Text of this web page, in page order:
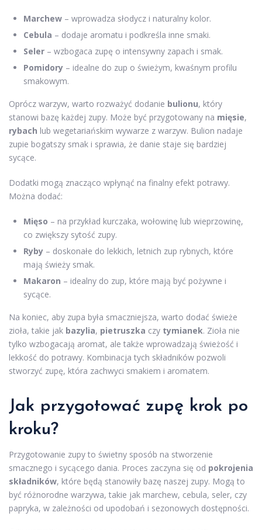
Marchew – wprowadza słodycz i naturalny kolor.
Cebula – dodaje aromatu i podkreśla inne smaki.
Seler – wzbogaca zupę o intensywny zapach i smak.
Pomidory – idealne do zup o świeżym, kwaśnym profilu
smakowym.
Oprócz warzyw, warto rozważyć dodanie bulionu, który
stanowi bazę każdej zupy. Może być przygotowany na mięsie,
rybach lub wegetariańskim wywarze z warzyw. Bulion nadaje
zupie bogatszy smak i sprawia, że danie staje się bardziej
sycące.
Dodatki mogą znacząco wpłynąć na finalny efekt potrawy.
Można dodać:
Mięso – na przykład kurczaka, wołowinę lub wieprzowinę,
co zwiększy sytość zupy.
Ryby – doskonałe do lekkich, letnich zup rybnych, które
mają świeży smak.
Makaron – idealny do zup, które mają być pożywne i
sycące.
Na koniec, aby zupa była smaczniejsza, warto dodać świeże
zioła, takie jak bazylia, pietruszka czy tymianek. Zioła nie
tylko wzbogacają aromat, ale także wprowadzają świeżość i
lekkość do potrawy. Kombinacja tych składników pozwoli
stworzyć zupę, która zachwyci smakiem i aromatem.
Jak przygotować zupę krok po
kroku?
Przygotowanie zupy to świetny sposób na stworzenie
smacznego i sycącego dania. Proces zaczyna się od pokrojenia
składników, które będą stanowiły bazę naszej zupy. Mogą to
być różnorodne warzywa, takie jak marchew, cebula, seler, czy
papryka, w zależności od upodobań i sezonowych dostępności.